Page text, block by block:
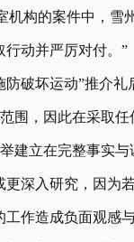
构的案件中，雪
行动并严厉对付。”
破坏运动”推介礼
围，因此在采取
建立在完整事实
深入研究，因为
作造成负面观感